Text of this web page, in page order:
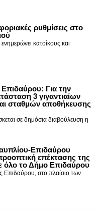
ρυθμίσεις στο
κατοίκους και
Για την
3 γιγαντιαίων
σταθμών αποθήκευσης
σε δημόσια διαβούλευση η
Επιδαύρου
επέκτασης της
όλο το Δήμο Επιδαύρου
Επιδαύρου, στο πλαίσιο των